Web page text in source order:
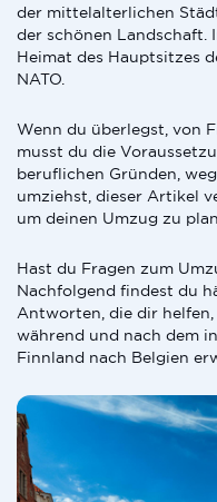
der mittelalterlichen
der schönen Landschaft.
Heimat des Hauptsitzes
NATO.
Wenn du überlegst, von
musst du die
beruflichen Gründen,
umziehst, dieser Artikel
um deinen Umzug zu
Hast du Fragen zum
Nachfolgend findest du
Antworten, die dir helfen,
während und nach dem
Finnland nach Belgien